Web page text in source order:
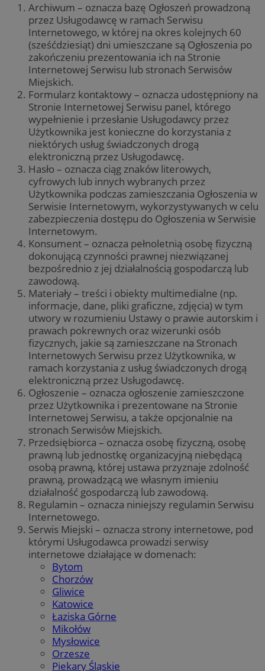
Archiwum – oznacza bazę Ogłoszeń prowadzoną
przez Usługodawcę w ramach Serwisu
Internetowego, w której na okres kolejnych 60
(sześćdziesiąt) dni umieszczane są Ogłoszenia po
zakończeniu prezentowania ich na Stronie
Internetowej Serwisu lub stronach Serwisów
Miejskich.
Formularz kontaktowy – oznacza udostępniony na
Stronie Internetowej Serwisu panel, którego
wypełnienie i przesłanie Usługodawcy przez
Użytkownika jest konieczne do korzystania z
niektórych usług świadczonych drogą
elektroniczną przez Usługodawcę.
Hasło – oznacza ciąg znaków literowych,
cyfrowych lub innych wybranych przez
Użytkownika podczas zamieszczania Ogłoszenia w
Serwisie Internetowym, wykorzystywanych w celu
zabezpieczenia dostępu do Ogłoszenia w Serwisie
Internetowym.
Konsument – oznacza pełnoletnią osobę fizyczną
dokonującą czynności prawnej niezwiązanej
bezpośrednio z jej działalnością gospodarczą lub
zawodową.
Materiały – treści i obiekty multimedialne (np.
informacje, dane, pliki graficzne, zdjęcia) w tym
utwory w rozumieniu Ustawy o prawie autorskim i
prawach pokrewnych oraz wizerunki osób
fizycznych, jakie są zamieszczane na Stronach
Internetowych Serwisu przez Użytkownika, w
ramach korzystania z usług świadczonych drogą
elektroniczną przez Usługodawcę.
Ogłoszenie – oznacza ogłoszenie zamieszczone
przez Użytkownika i prezentowane na Stronie
Internetowej Serwisu, a także opcjonalnie na
stronach Serwisów Miejskich.
Przedsiębiorca – oznacza osobę fizyczną, osobę
prawną lub jednostkę organizacyjną niebędącą
osobą prawną, której ustawa przyznaje zdolność
prawną, prowadzącą we własnym imieniu
działalność gospodarczą lub zawodową.
Regulamin – oznacza niniejszy regulamin Serwisu
Internetowego.
Serwis Miejski – oznacza strony internetowe, pod
którymi Usługodawca prowadzi serwisy
internetowe działające w domenach:
Bytom
Chorzów
Gliwice
Katowice
Łaziska Górne
Mikołów
Mysłowice
Orzesze
Piekary Śląskie